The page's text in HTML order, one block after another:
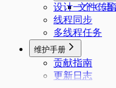
文件传
设计一个 C
线程同步
多线程任务
维护手册
贡献指南
更新日志